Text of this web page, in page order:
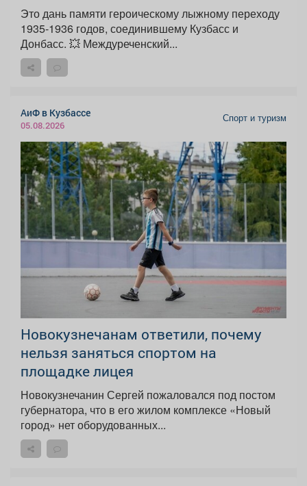
Это дань памяти героическому лыжному переходу
1935-1936 годов, соединившему Кузбасс и
Донбасс. 💥 Междуреченский...
АиФ в Кузбассе
05.08.2026
Спорт и туризм
Новокузнечанам ответили, почему
нельзя заняться спортом на
площадке лицея
Новокузнечанин Сергей пожаловался под постом
губернатора, что в его жилом комплексе «Новый
город» нет оборудованных...